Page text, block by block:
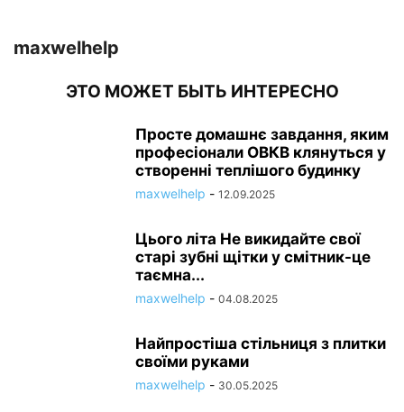
maxwelhelp
ЭТО МОЖЕТ БЫТЬ ИНТЕРЕСНО
Просте домашнє завдання, яким
професіонали ОВКВ клянуться у
створенні теплішого будинку
maxwelhelp - 12.09.2025
Цього літа Не викидайте свої
старі зубні щітки у смітник-це
таємна...
maxwelhelp - 04.08.2025
Найпростіша стільниця з плитки
своїми руками
maxwelhelp - 30.05.2025